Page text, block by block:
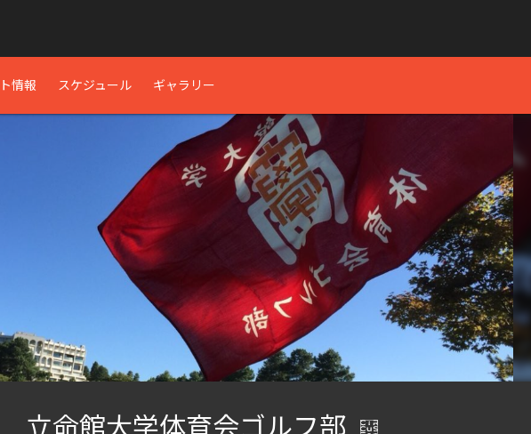
情報 スケジュール ギャラリー
立命館大学体育会ゴルフ部